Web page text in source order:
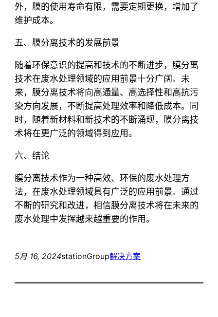
外，膜的使用寿命有限，需要定期更换，增加了
维护成本。
五、膜分离技术的发展前景
随着环保意识的提高和技术的不断进步，膜分离
技术在废水处理领域的应用前景十分广阔。未
来，膜分离技术将向高通量、高选择性和高抗污
染方向发展，不断提高处理效率和降低成本。同
时，随着新材料和新技术的不断涌现，膜分离技
术将在更广泛的领域得到应用。
六、结论
膜分离技术作为一种高效、环保的废水处理方
法，在废水处理领域具有广泛的应用前景。通过
不断的研究和改进，相信膜分离技术将在未来的
废水处理中发挥越来越重要的作用。
5月 16, 2024stationGroup解决方案